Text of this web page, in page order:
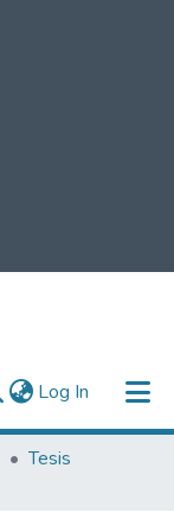
Log In (current)
Tesis